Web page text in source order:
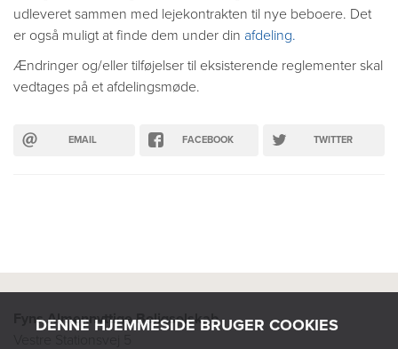
DENNE HJEMMESIDE BRUGER COOKIES
udleveret sammen med lejekontrakten til nye beboere. Det
er også muligt at finde dem under din afdeling.
Ændringer og/eller tilføjelser til eksisterende reglementer skal
vedtages på et afdelingsmøde.
EMAIL FACEBOOK TWITTER
Fyns Almennyttige Boligselskab